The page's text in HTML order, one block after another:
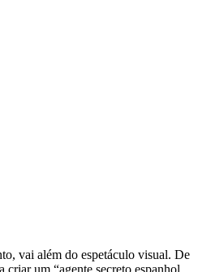
vai além do espetáculo visual. De
um “agente secreto espanhol